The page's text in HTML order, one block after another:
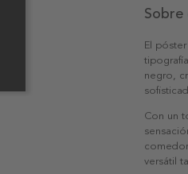
El
negro,
Con un
versátil